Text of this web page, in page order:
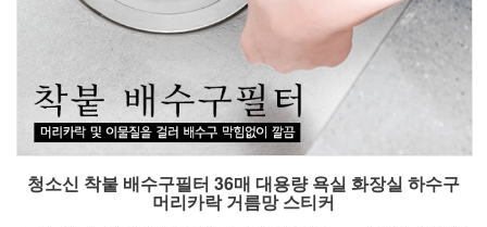
청소신 착붙 배수구필터 36매 대용량 욕실 화장실 하수구
머리카락 거름망 스티커